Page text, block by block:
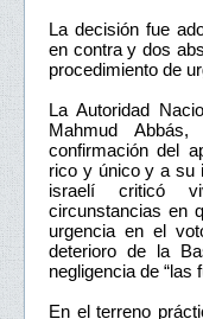
La decisión fue
en contra y dos
procedimiento de
La Autoridad
Mahmud
confirmación del
rico y único y a su
israelí criticó
circunstancias en
urgencia en el
deterioro de la
negligencia de “las
En el terreno